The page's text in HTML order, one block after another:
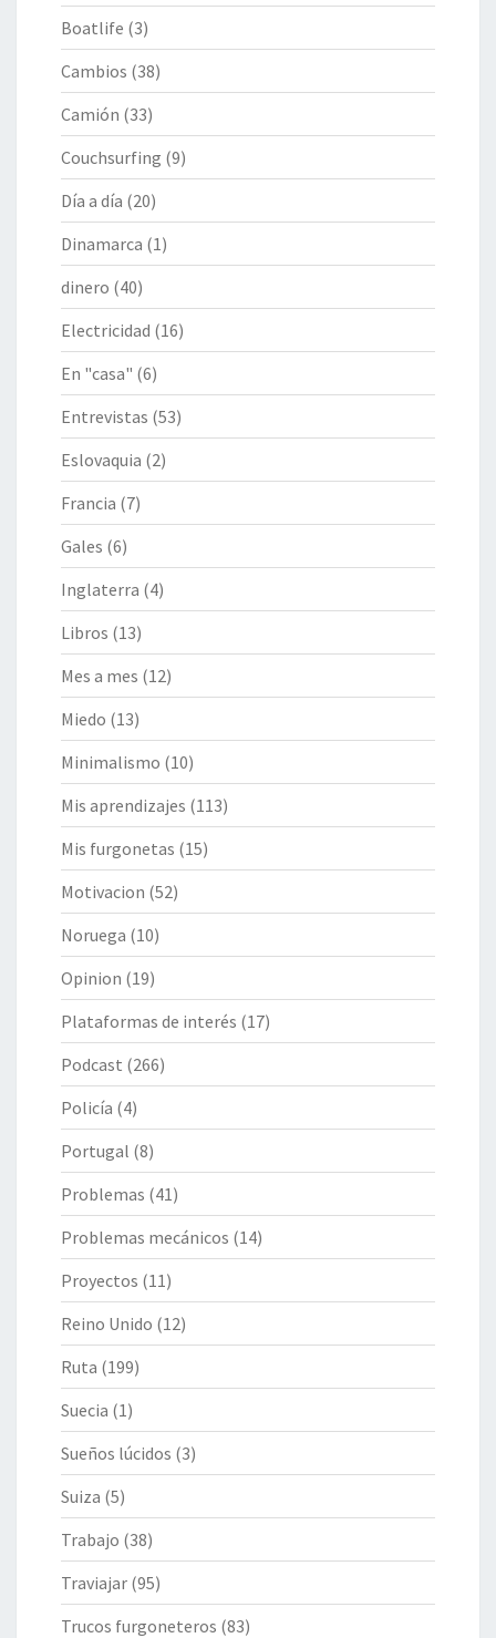
Boatlife (3)
Cambios (38)
Camión (33)
Couchsurfing (9)
Día a día (20)
Dinamarca (1)
dinero (40)
Electricidad (16)
En "casa" (6)
Entrevistas (53)
Eslovaquia (2)
Francia (7)
Gales (6)
Inglaterra (4)
Libros (13)
Mes a mes (12)
Miedo (13)
Minimalismo (10)
Mis aprendizajes (113)
Mis furgonetas (15)
Motivacion (52)
Noruega (10)
Opinion (19)
Plataformas de interés (17)
Podcast (266)
Policía (4)
Portugal (8)
Problemas (41)
Problemas mecánicos (14)
Proyectos (11)
Reino Unido (12)
Ruta (199)
Suecia (1)
Sueños lúcidos (3)
Suiza (5)
Trabajo (38)
Traviajar (95)
Trucos furgoneteros (83)